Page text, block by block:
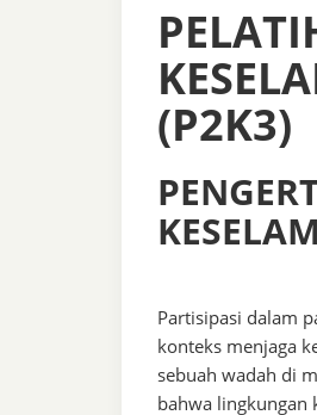
(P2K3)
Partisipasi dalam
konteks menjaga
sebuah wadah di
bahwa lingkungan